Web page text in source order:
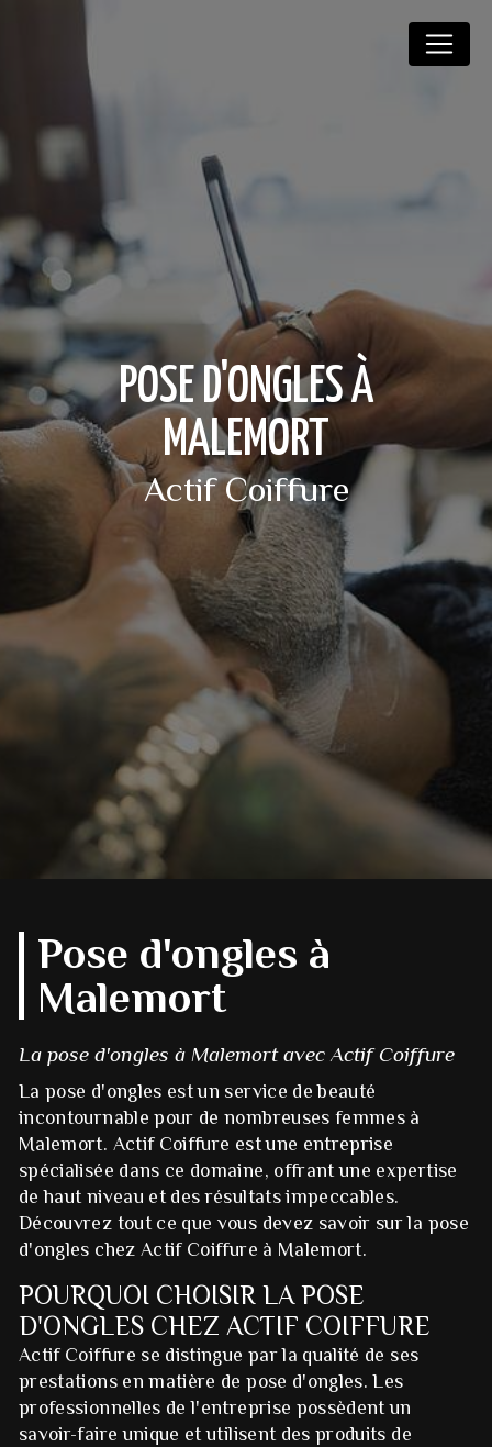
POSE D'ONGLES À
MALEMORT
Actif Coiffure
Pose d'ongles à
Malemort
La pose d'ongles à Malemort avec Actif Coiffure
La pose d'ongles est un service de beauté
incontournable pour de nombreuses femmes à
Malemort. Actif Coiffure est une entreprise
spécialisée dans ce domaine, offrant une expertise
de haut niveau et des résultats impeccables.
Découvrez tout ce que vous devez savoir sur la pose
d'ongles chez Actif Coiffure à Malemort.
POURQUOI CHOISIR LA POSE
D'ONGLES CHEZ ACTIF COIFFURE
Actif Coiffure se distingue par la qualité de ses
prestations en matière de pose d'ongles. Les
professionnelles de l'entreprise possèdent un
savoir-faire unique et utilisent des produits de